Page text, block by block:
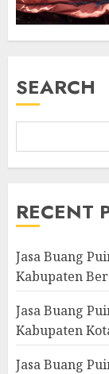
SEARCH
RECENT
Jasa Buang
Kabupaten
Jasa Buang
Kabupaten
Jasa Buang